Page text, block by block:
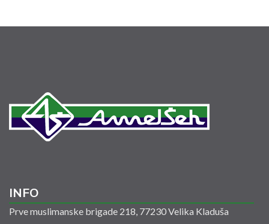
INFO
Prve muslimanske brigade 218, 77230 Velika Kladuša